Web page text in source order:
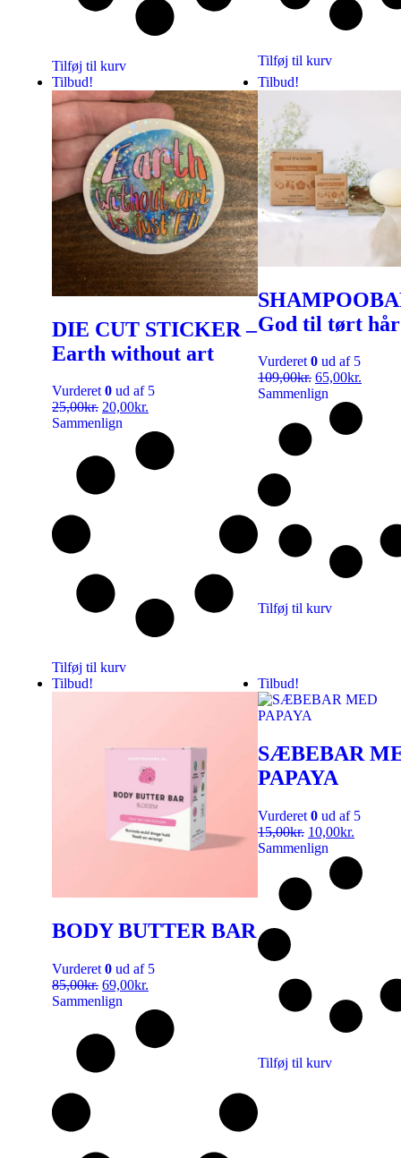
Tilføj til kurv
Tilføj til kurv
Tilbud!
DIE CUT STICKER –
Earth without art
Vurderet0 ud af 5
25,00kr. 20,00kr.
Sammenlign
Tilføj til kurv
Tilbud!
God til tørt hår
Vurderet0 ud af 5
109,00kr. 65,00kr.
Sammenlign
Tilføj til kurv
Tilbud!
BODY BUTTER BAR
Vurderet 0 ud af 5
85,00kr. 69,00kr.
Sammenlign
Tilbud!
SÆBEBAR
PAPAYA
Vurderet 0 ud af 5
15,00kr. 10,00kr.
Sammenlign
Tilføj til kurv